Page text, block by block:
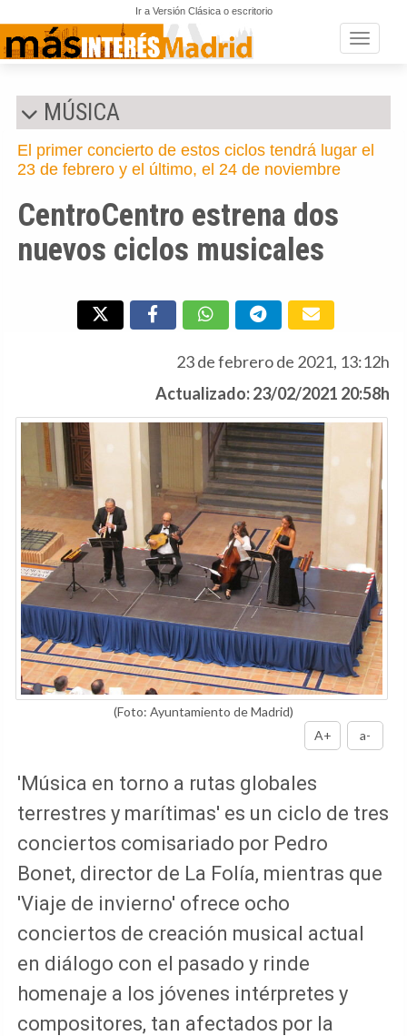
Ir a Versión Clásica o escritorio
Toggle
MÚSICA
El primer concierto de estos ciclos tendrá lugar el
23 de febrero y el último, el 24 de noviembre
CentroCentro estrena dos
nuevos ciclos musicales
23 de febrero de 2021, 13:12h
Actualizado: 23/02/2021 20:58h
(Foto: Ayuntamiento de Madrid)
A+
a-
'Música en torno a rutas globales
terrestres y marítimas' es un ciclo de tres
conciertos comisariado por Pedro
Bonet, director de La Folía, mientras que
'Viaje de invierno' ofrece ocho
conciertos de creación musical actual
en diálogo con el pasado y rinde
homenaje a los jóvenes intérpretes y
compositores, tan afectados por la